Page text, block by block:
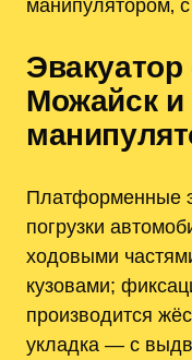
манипулятором‚
Можайск и
Платформенные
погрузки
ходовыми
кузовами;
производится
укладка — с